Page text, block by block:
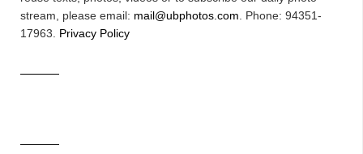
stream, please email: mail@ubphotos.com . Phone: 94351-
17963. Privacy Policy